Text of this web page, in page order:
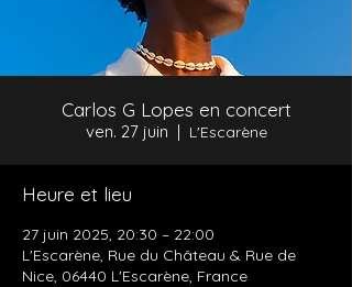
Carlos G Lopes en concert
ven. 27 juin
  |
L'Escarène
Heure et lieu
27 juin 2025, 20:30 – 22:00
L'Escarène, Rue du Château & Rue de
Nice, 06440 L'Escarène, France